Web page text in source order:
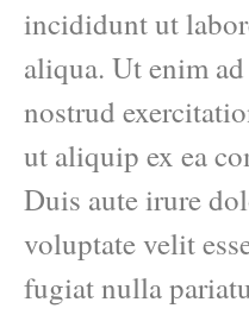
incididunt ut
aliqua. Ut enim
nostrud
ut aliquip ex ea
Duis aute irure
voluptate velit
fugiat nulla